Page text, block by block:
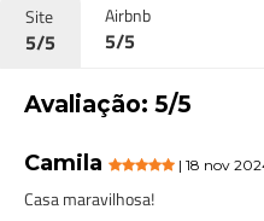
Site
5/5
Airbnb
5/5
Avaliação: 5/5
Camila | 18 nov
Casa maravilhosa!